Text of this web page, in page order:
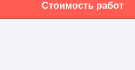
Стоимость работ